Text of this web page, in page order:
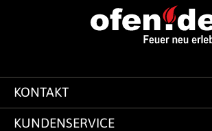
KONTAKT
KUNDENSERVICE